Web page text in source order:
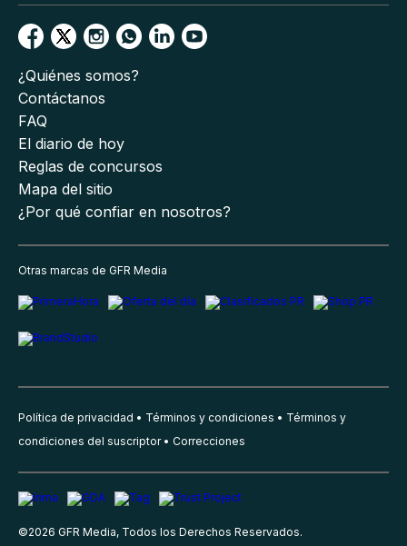
¿Quiénes somos?
Contáctanos
FAQ
El diario de hoy
Reglas de concursos
Mapa del sitio
¿Por qué confiar en nosotros?
Otras marcas de GFR Media
Política de privacidad Términos y condiciones
Términos y
condiciones del suscriptor
Correcciones
©2026 GFR Media, Todos los Derechos Reservados.